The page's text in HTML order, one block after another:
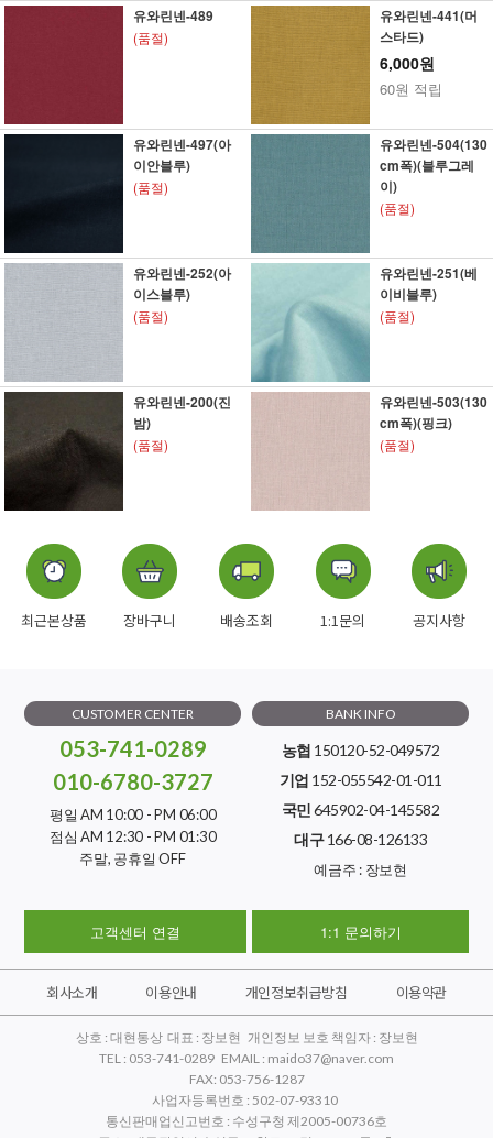
유와린넨-489
(품절)
유와린넨-441(머
스타드)
6,000원
60원 적립
유와린넨-497(아
이안블루)
(품절)
유와린넨-504(130
cm폭)(블루그레
이)
(품절)
유와린넨-252(아
이스블루)
(품절)
유와린넨-251(베
이비블루)
(품절)
유와린넨-200(진
밤)
(품절)
유와린넨-503(130
cm폭)(핑크)
(품절)
최근본상품 장바구니 배송조회 1:1문의 공지사항
CUSTOMER CENTER
053-741-0289
010-6780-3727
평일 AM 10:00 - PM 06:00
점심 AM 12:30 - PM 01:30
주말, 공휴일 OFF
BANK INFO
농협 150120-52-049572
기업 152-055542-01-011
국민645902-04-145582
대구166-08-126133
예금주 : 장보현
고객센터 연결 1:1 문의하기
회사소개 이용안내 개인정보취급방침 이용약관
상호 : 대현통상 대표 : 장보현 개인정보 보호 책임자 : 장보현
TEL : 053-741-0289 EMAIL : maido37@naver.com
FAX: 053-756-1287
사업자등록번호 : 502-07-93310
통신판매업신고번호 : 수성구청 제2005-00736호